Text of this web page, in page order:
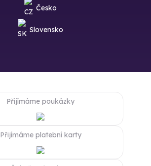
Česko
Slovensko
Přijímáme poukázky
Přijímáme platební karty